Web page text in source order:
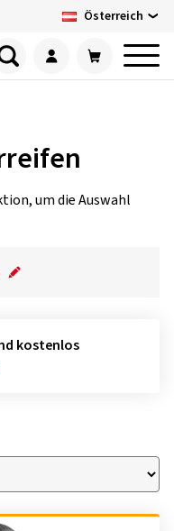
Österreich
um die Auswahl
kostenlos